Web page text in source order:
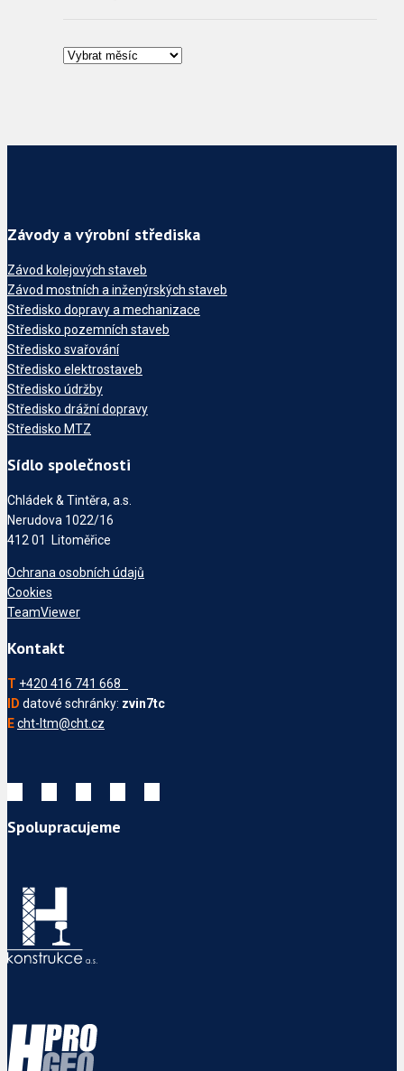
Závody a výrobní střediska
Závod kolejových staveb
Závod mostních a inženýrských staveb
Středisko dopravy a mechanizace
Středisko pozemních staveb
Středisko svařování
Středisko elektrostaveb
Středisko údržby
Středisko drážní dopravy
Středisko MTZ
Sídlo společnosti
Chládek & Tintěra, a.s.
Nerudova 1022/16
412 01 Litoměřice
Ochrana osobních údajů
Cookies
TeamViewer
Kontakt
T +420 416 741 668
ID datové schránky: zvin7tc
Echt-ltm@cht.cz
Spolupracujeme